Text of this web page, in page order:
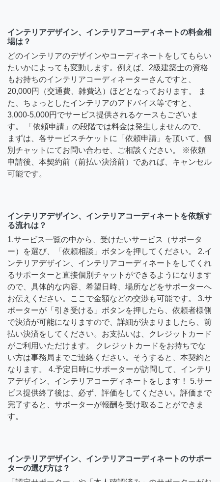
インテリアデザイン、インテリアコーディネートの料金相
場は？
どのインテリアのデザインやコーディネートをしてもらい
たいかによっても変動します。例えば、2級建築士の資格
もお持ちのインテリアコーディネーターさんですと、
20,000円（交通費、雑費込）ほどとなっております。 ま
た、ちょっとしたインテリアのアドバイス等ですと、
3,000-5,000円でサービス提供されるケースもございま
す。 「依頼申請」の段階では料金は発生しませんので、
まずは、各サービスチケットに「依頼申請」を頂いて、個
別チャットにてお問い合わせ、ご相談ください。 ※依頼
申請後、本契約前（前払い決済前）であれば、キャンセル
可能です。
インテリアデザイン、インテリアコーディネートを依頼す
る流れは？
1.サービス一覧の中から、受けたいサービス（サポータ
ー）を選び、「依頼相談」ボタンを押してください。 2.イ
ンテリアデザイン、インテリアコーディネートをしてくれ
るサポーターと直接個別チャットができるようになります
ので、具体的な内容、希望日時、場所などをサポーターへ
お伝えください。ここで金額などの交渉も可能です。 3.サ
ポーターが「引き受ける」ボタンを押したら、依頼者様側
で決済が可能になりますので、詳細が決まりましたら、前
払い決済をしてください。お支払いは、クレジットカード
がご利用いただけます。 クレジットカードをお持ちでな
い方は事務局までご連絡ください。そうすると、本契約と
なります。 4.予定日時にサポーターが訪問して、インテリ
アデザイン、インテリアコーディネートをします！ 5.サー
ビス提供終了後は、必ず、評価をしてください。評価まで
完了すると、サポーターが報酬を受け取ることができま
す。
インテリアデザイン、インテリアコーディネートのサポー
ターの選び方は？